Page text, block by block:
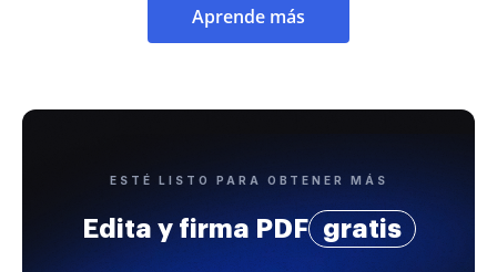
Aprende más
ESTÉ LISTO PARA OBTENER MÁS
Edita y firma PDF gratis